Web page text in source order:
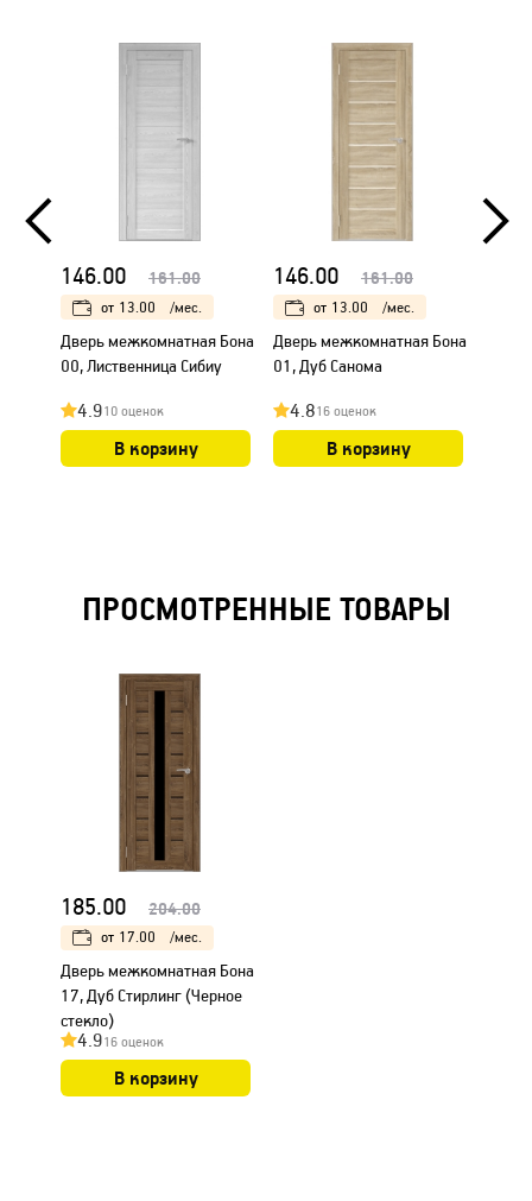
146.00 161.00
от 13.00 /мес.
Дверь межкомнатная Бона
00, Лиственница Сибиу
4.910 оценок
В корзину
146.00 161.00
от 13.00 /мес.
Дверь межкомнатная Бона
01, Дуб Санома
4.816 оценок
В корзину
ПРОСМОТРЕННЫЕ ТОВАРЫ
185.00 204.00
от 17.00 /мес.
Дверь межкомнатная Бона
17, Дуб Стирлинг (Черное
стекло)
4.916 оценок
В корзину